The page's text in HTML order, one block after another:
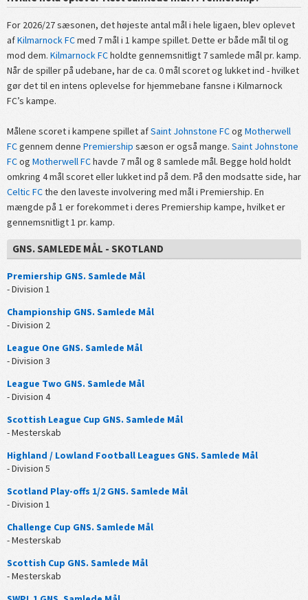
For 2026/27 sæsonen, det højeste antal mål i hele ligaen, blev oplevet
afKilmarnock FCmed 7 mål i 1 kampe spillet. Dette er både mål til og
mod dem. Kilmarnock FCholdte gennemsnitligt 7 samlede mål pr. kamp.
Når de spiller på udebane, har de ca. 0 mål scoret og lukket ind - hvilket
gør det til en intens oplevelse for hjemmebane fansne i Kilmarnock
FC’s kampe.
Målene scoret i kampene spillet afSaint Johnstone FCog Motherwell
FCgennem denne Premiership sæson er også mange. Saint Johnstone
FCog Motherwell FChavde 7 mål og 8 samlede mål. Begge hold holdt
omkring 4 mål scoret eller lukket ind på dem. På den modsatte side, har
Celtic FCthe den laveste involvering med mål i Premiership. En
mængde på 1 er forekommet i deres Premiership kampe, hvilket er
gennemsnitligt 1 pr. kamp.
GNS. SAMLEDE MÅL - SKOTLAND
Premiership GNS. Samlede Mål
- Division 1
Championship GNS. Samlede Mål
- Division 2
League One GNS. Samlede Mål
- Division 3
League Two GNS. Samlede Mål
- Division 4
Scottish League Cup GNS. Samlede Mål
- Mesterskab
Highland / Lowland Football Leagues GNS. Samlede Mål
- Division 5
Scotland Play-offs 1/2 GNS. Samlede Mål
- Division 1
Challenge Cup GNS. Samlede Mål
- Mesterskab
Scottish Cup GNS. Samlede Mål
- Mesterskab